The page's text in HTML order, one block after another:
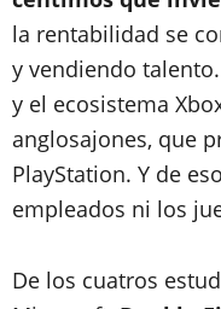
la rentabilidad se
y vendiendo
y el ecosistema
anglosajones, que
PlayStation. Y de
empleados ni los
De los cuatros